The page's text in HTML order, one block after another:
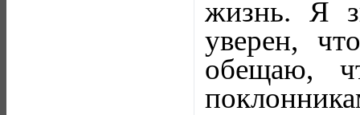
жизнь. Я
уверен,
обещаю,